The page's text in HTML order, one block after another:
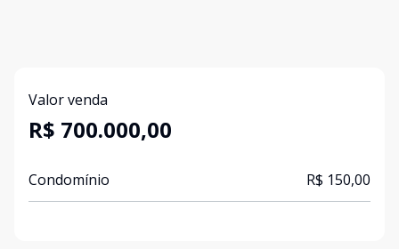
Valor venda
R$ 700.000,00
Condomínio R$ 150,00